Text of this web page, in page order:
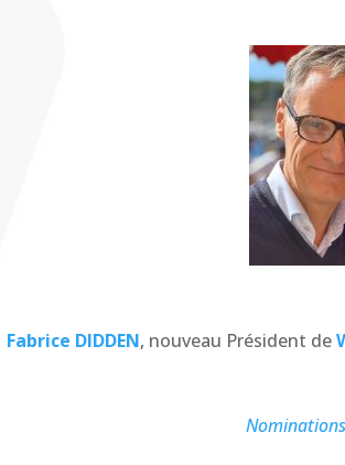
Fabrice DIDDEN, nouveau Président de
Nominations